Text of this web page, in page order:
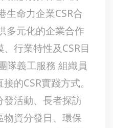
生命力企業CSR合
多元化的企業合作
行業特性及CSR目
隊義工服務 組織員
的CSR實踐方式。
發活動、長者探訪
資分發日、環保